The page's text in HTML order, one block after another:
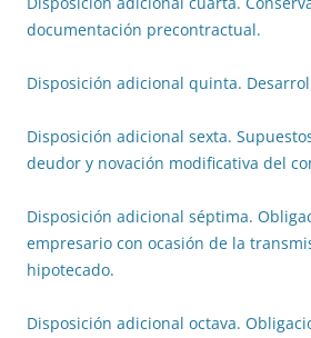
documentación precontractual.
Disposición adicional quinta.
Disposición adicional sexta.
deudor y novación modificativa del
Disposición adicional séptima.
empresario con ocasión de la
hipotecado.
Disposición adicional octava.